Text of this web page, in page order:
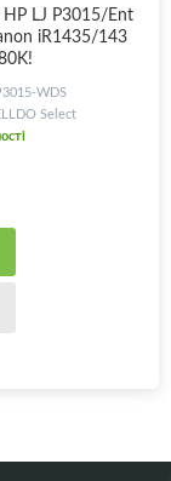
LJ P3015/Ent
iR1435/143
WDS
Select